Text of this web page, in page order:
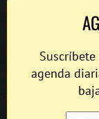
agenda